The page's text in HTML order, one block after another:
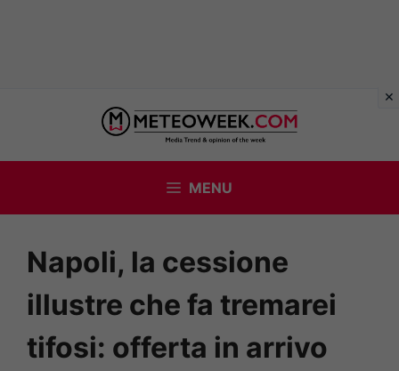
contenuto
MENU
Napoli, la cessione
illustre che fa tremarei
tifosi: offerta in arrivo